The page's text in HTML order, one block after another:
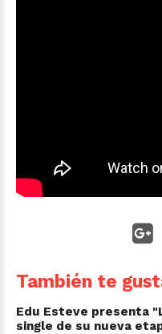
También te
Edu Esteve presenta
single de su nueva